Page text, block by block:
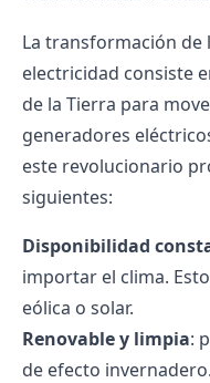
La transformación de
electricidad consiste
de la Tierra para
generadores
este revolucionario
siguientes:
Disponibilidad
importar el clima.
eólica o solar.
Renovable y limpia:
de efecto invernadero.